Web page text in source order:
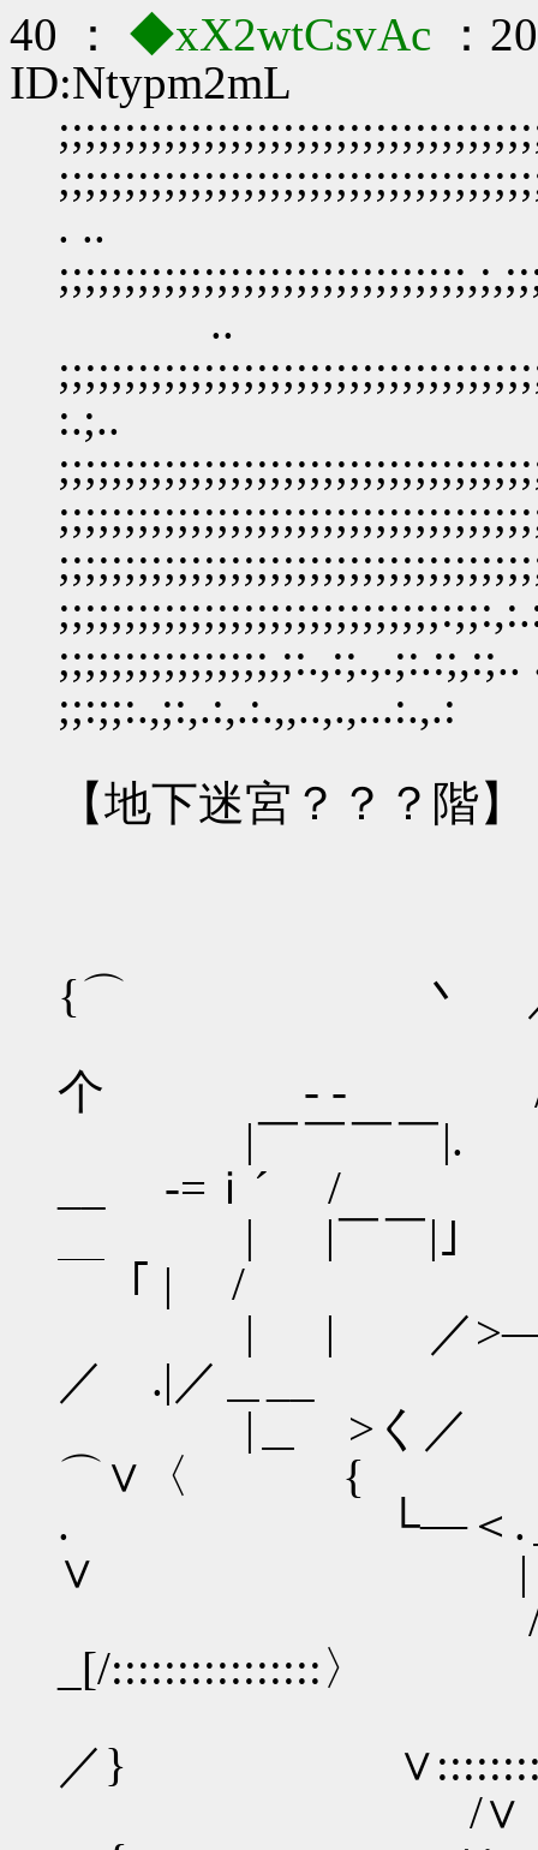
40 ： ◆xX2wtCsvAc
：
ID:Ntypm2mL
. ..
..
:.;..
;;;;;;;;;;;;;;;;,;:.,:;.,.;:.:;,:;..
;;:;;:.,;:,.:,.:.,,..,.,...:.,.:
【地下迷宮？？？階】
{⌒ 丶 ／
个 - ‐
|￣￣￣￣
__ -=ｉ´ /
| |￣￣|｣
￣「 | /
| | ／>―＜
／ .|／＿__
|＿ >く
⌒∨〈 {
. └―＜.＿/
∨ |
/
_[/::::::::::::::::
／}
/∨